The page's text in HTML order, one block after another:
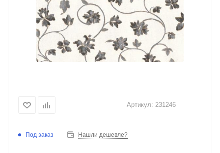
Артикул: 231246
Под заказ Нашли дешевле?